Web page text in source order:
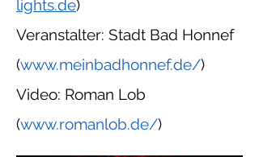
lights.de)
Veranstalter: Stadt Bad Honnef
(www.meinbadhonnef.de/)
Video: Roman Lob
(www.romanlob.de/)